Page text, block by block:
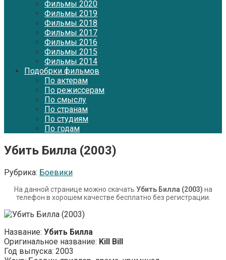
Фильмы 2020
Фильмы 2019
Фильмы 2018
Фильмы 2017
Фильмы 2016
Фильмы 2015
Фильмы 2014
Подобрки фильмов
По актерам
По режиссерам
По смыслу
По странам
По студиям
По годам
Убить Билла (2003)
Рубрика: Боевики
На данной странице можно скачать Убить Билла (2003) на
телефон в хорошем качестве бесплатно без регистрации.
Название: Убить Билла
Оригинальное название: Kill Bill
Год выпуска: 2003